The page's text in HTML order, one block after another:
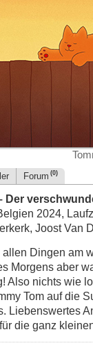
Forum (0)
Der
2024,
Joost Van
allen Dingen am
Morgens aber
Also nichts wie
Tom auf die
Liebenswertes
die ganz